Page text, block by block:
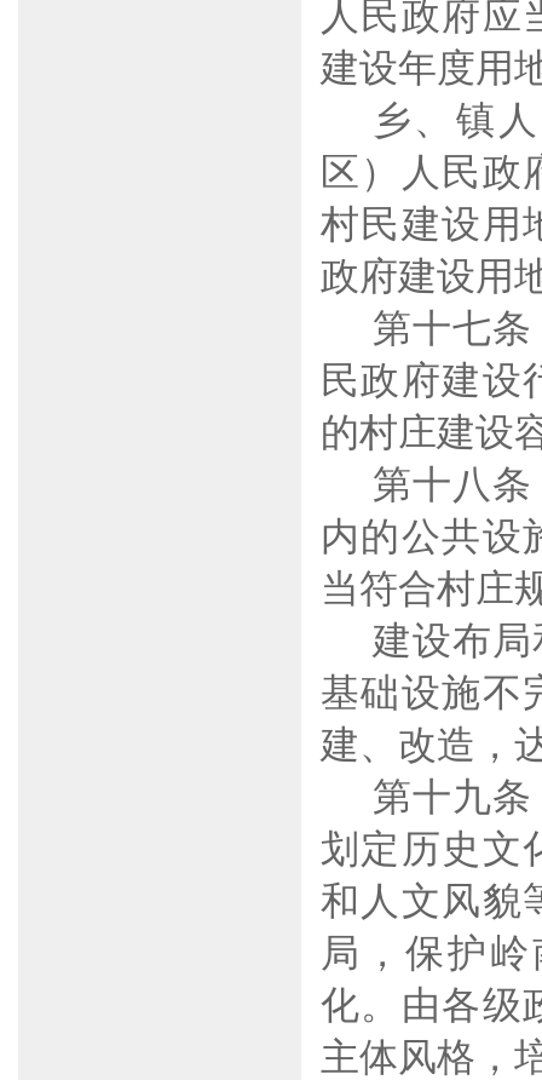
人民政府应
建设年度用
乡、镇
区）人民政
村民建设用
政府建设用
第十七
民政府建设
的村庄建设
第十八
内的公共设
当符合村庄
建设布
基础设施不
建、改造，
第十九
划定历史文
和人文风貌
局，保护
化。由各级
主体风格，